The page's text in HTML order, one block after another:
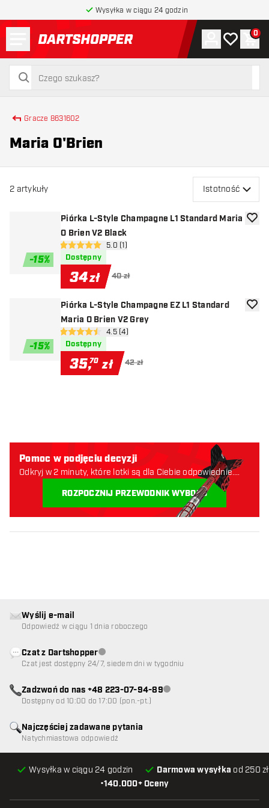
Wysyłka w ciągu 24 godzin
powrót do strony głównej
szukaj
szukaj
Konto
Moja lista
0
Gracze 8631602
Maria O'Brien
2 artykuły Istotność
-15%
Piórka L-Style Champagne L1 Standard Maria
O Brien V2 Black
otwórz panel recenzji
5 gwiazdki oceny
5.0 (1)
Dostępny
34zł 40 zł
-15%
Piórka L-Style Champagne EZ L1 Standard
Maria O Brien V2 Grey
otwórz panel recenzji
4.5 gwiazdki oceny
4.5 (4)
Dostępny
35,70 zł 42 zł
Pomoc w podjęciu decyzji
Odkryj w 2 minuty, które lotki są dla Ciebie odpowiednie.
ROZPOCZNIJ PRZEWODNIK WYBORU
•140.000+ Oceny
Wysyłka w ciągu 24 godzin Darmowa wysyłka od 250
Najczęściej zadawane pytania
Natychmiastowa odpowiedź
Wyślij e-mail
Odpowiedź w ciągu 1 dnia roboczego
Czat z DartshopperObsługa klienta niedostępna
Czat jest dostępny 24/7, siedem dni w tygodniu
Zadzwoń do nas +48 223-07-94-89Obsługa klienta niedostępna
Dostępny od 10:00 do 17:00 (pon.-pt.)